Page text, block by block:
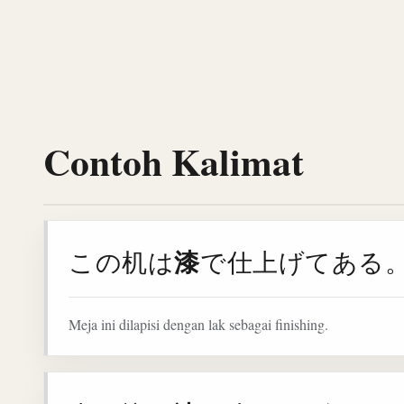
Contoh Kalimat
この机は漆で仕上げてある
Meja ini dilapisi dengan lak sebagai finishing.